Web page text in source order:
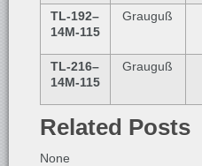
TL-192–
14M-115
Grauguß
TL-216–
14M-115
Grauguß
Related Posts
None